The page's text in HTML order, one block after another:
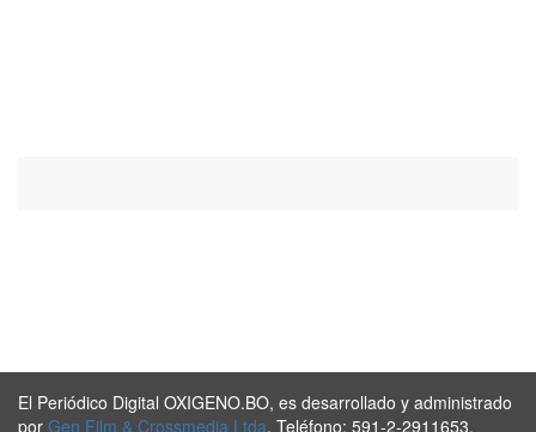
El Periódico Digital OXIGENO.BO, es desarrollado y administrado
por Gen Film & Crossmedia Ltda. Teléfono: 591-2-2911653.